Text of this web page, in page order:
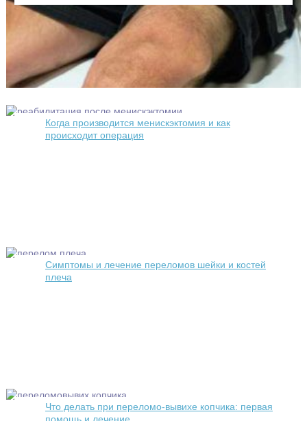
Когда производится менискэктомия и как
происходит операция
Симптомы и лечение переломов шейки и костей
плеча
Что делать при переломо-вывихе копчика: первая